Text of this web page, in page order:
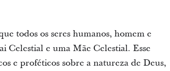
todos os seres humanos, homem e
Celestial e uma Mãe Celestial. Esse
e proféticos sobre a natureza de Deus,